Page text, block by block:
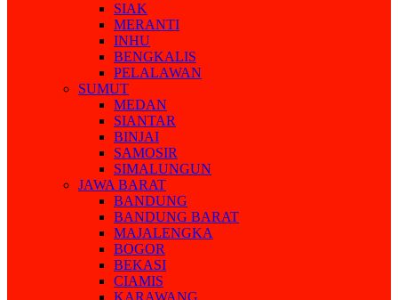
SIAK
MERANTI
INHU
BENGKALIS
PELALAWAN
SUMUT
MEDAN
SIANTAR
BINJAI
SAMOSIR
SIMALUNGUN
JAWA BARAT
BANDUNG
BANDUNG BARAT
MAJALENGKA
BOGOR
BEKASI
CIAMIS
KARAWANG